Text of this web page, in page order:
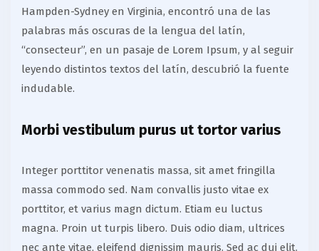
Hampden-Sydney en Virginia, encontró una de las
palabras más oscuras de la lengua del latín,
“consecteur”, en un pasaje de Lorem Ipsum, y al seguir
leyendo distintos textos del latín, descubrió la fuente
indudable.
Morbi vestibulum purus ut tortor varius
Integer porttitor venenatis massa, sit amet fringilla
massa commodo sed. Nam convallis justo vitae ex
porttitor, et varius magn dictum. Etiam eu luctus
magna. Proin ut turpis libero. Duis odio diam, ultrices
nec ante vitae, eleifend dignissim mauris. Sed ac dui elit.